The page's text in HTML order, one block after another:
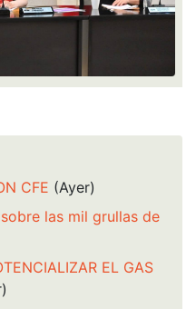
CFE (Ayer)
las mil grullas de
EL GAS